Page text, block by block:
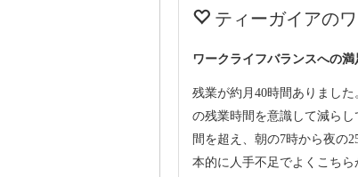
ティーガイアの
ワークライフバランスへの
残業が約月40時間ありまし
の残業時間を意識して減ら
間を超え、朝の7時から夜の
本的に人手不足でよくこち